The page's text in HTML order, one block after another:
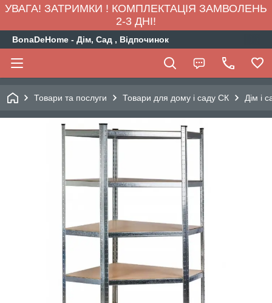
УВАГА! ЗАТРИМКИ ! КОМПЛЕКТАЦІЯ ЗАМВОЛЕНЬ
2-3 ДНІ!
BonaDeHome - Дім, Сад , Відпочинок
Товари та послуги Товари для дому і саду СК Дім і